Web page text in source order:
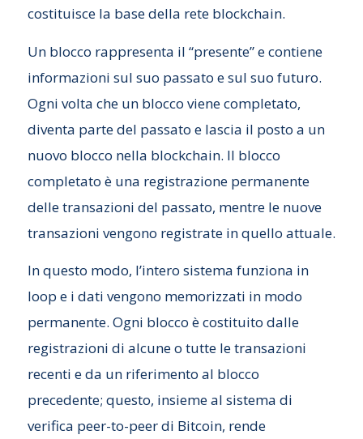
costituisce la base della rete blockchain.
Un blocco rappresenta il “presente” e contiene
informazioni sul suo passato e sul suo futuro.
Ogni volta che un blocco viene completato,
diventa parte del passato e lascia il posto a un
nuovo blocco nella blockchain. Il blocco
completato è una registrazione permanente
delle transazioni del passato, mentre le nuove
transazioni vengono registrate in quello attuale.
In questo modo, l’intero sistema funziona in
loop e i dati vengono memorizzati in modo
permanente. Ogni blocco è costituito dalle
registrazioni di alcune o tutte le transazioni
recenti e da un riferimento al blocco
precedente; questo, insieme al sistema di
verifica peer-to-peer di Bitcoin, rende